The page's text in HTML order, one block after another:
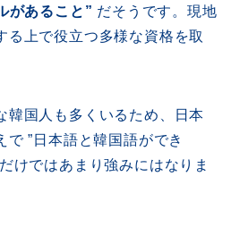
があること” だそうです。現地
る上で役立つ多様な資格を取
韓国人も多くいるため、日本
で ”日本語と韓国語ができ
けではあまり強みにはなりま